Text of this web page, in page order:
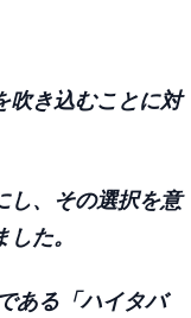
吹き込むことに対
し、その選択を意
た。
ある「ハイタバ